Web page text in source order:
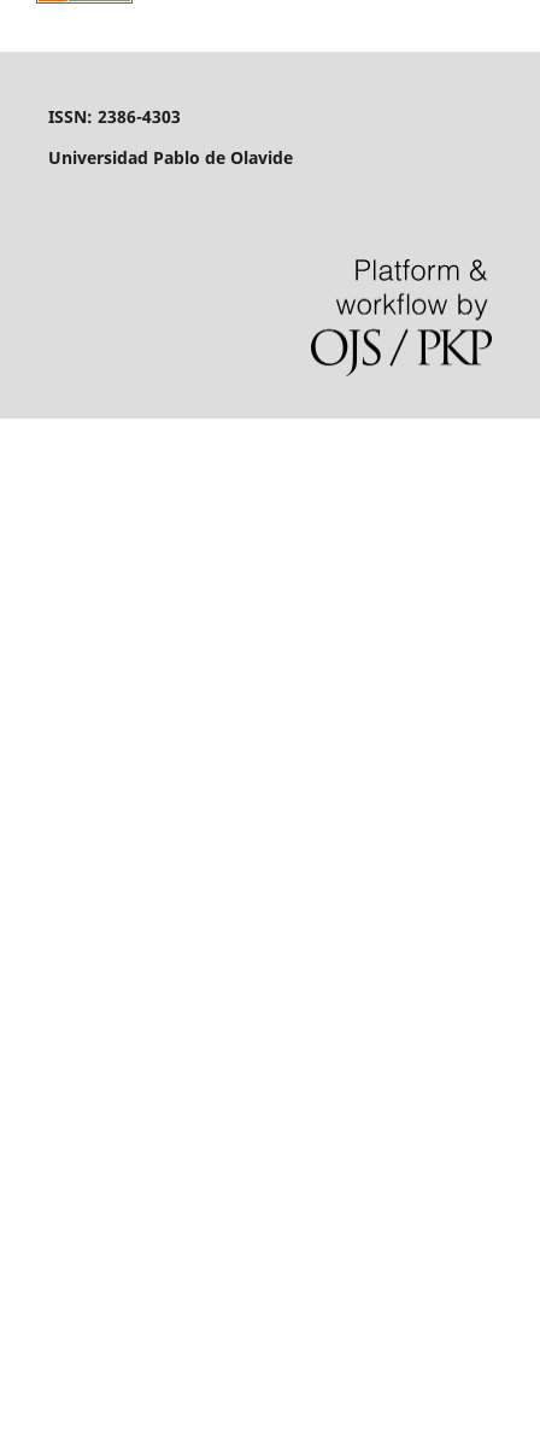
ISSN: 2386-4303
Universidad Pablo de Olavide